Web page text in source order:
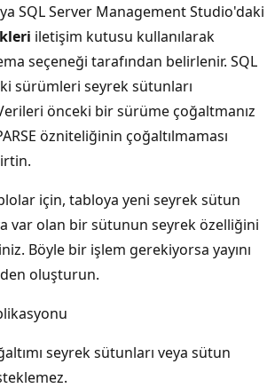
SQL Server Management Studio'daki
iletişim kutusu kullanılarak
seçeneği tarafından belirlenir. SQL
sürümleri seyrek sütunları
önceki bir sürüme çoğaltmanız
özniteliğinin çoğaltılmaması
için, tabloya yeni seyrek sütun
var olan bir sütunun seyrek özelliğini
Böyle bir işlem gerekiyorsa yayını
oluşturun.
seyrek sütunları veya sütun